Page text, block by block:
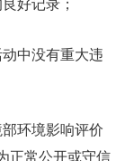
好记录；
中没有重大违
环境影响评价
正常公开或守信